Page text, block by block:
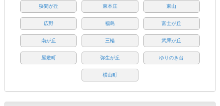
狭間が丘 東本庄 東山
広野 福島 富士が丘
南が丘 三輪 武庫が丘
屋敷町 弥生が丘 ゆりのき台
横山町